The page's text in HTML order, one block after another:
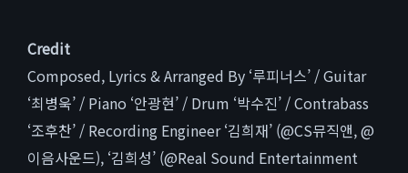
Credit
Composed, Lyrics & Arranged By ‘루피너스’ / Guitar
‘최병욱’ / Piano ‘안광현’ / Drum ‘박수진’ / Contrabass
‘조후찬’ / Recording Engineer ‘김희재’ (@CS뮤직앤, @
이음사운드), ‘김희성’ (@Real Sound Entertainment